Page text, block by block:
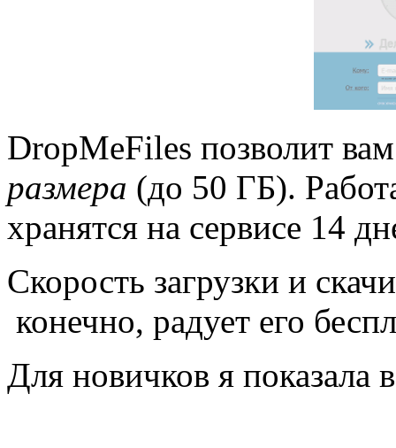
DropMeFiles позволит
размера (до 50 ГБ).
хранятся на сервисе 14
Скорость загрузки и
конечно, радует его
Для новичков я показала